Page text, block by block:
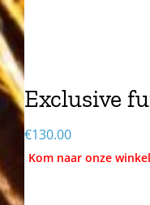
Exclusive
€130.00